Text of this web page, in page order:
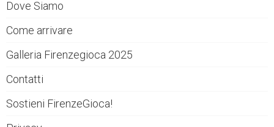
Dove Siamo
Come arrivare
Galleria Firenzegioca 2025
Contatti
Sostieni FirenzeGioca!